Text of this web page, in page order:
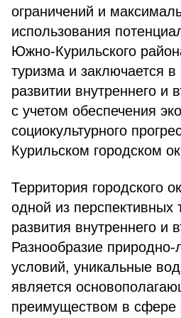
ограничений и
использования
Южно-Курильского
туризма и заключается
развитии внутреннего и
с учетом обеспечения
социокультурного
Курильском городском
Территория городского
одной из перспективных
развития внутреннего и
Разнообразие
условий, уникальные
является
преимуществом в сфере